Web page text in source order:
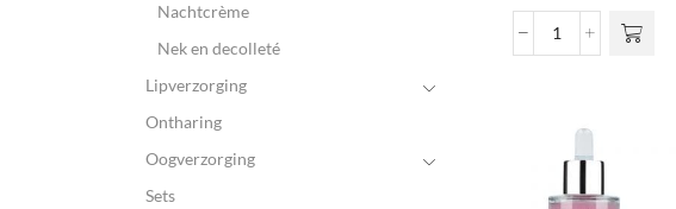
Mattifying
Nachtcrème
Nek en decolleté
Lipverzorging
Ontharing
Oogverzorging
Sets